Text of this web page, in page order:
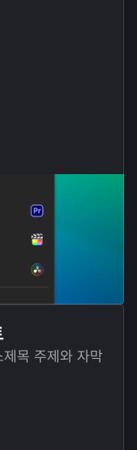
목 주제와 자막